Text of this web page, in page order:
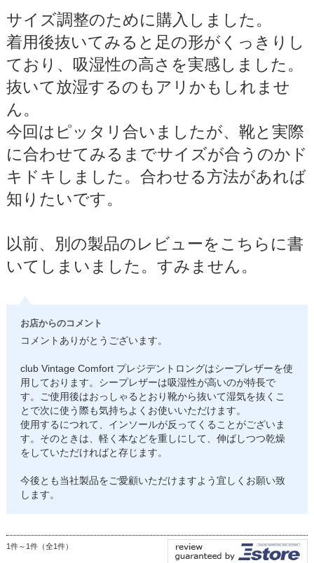
サイズ調整のために購入しました。
着用後抜いてみると足の形がくっきりし
ており、吸湿性の高さを実感しました。
抜いて放湿するのもアリかもしれませ
ん。
今回はピッタリ合いましたが、靴と実際
に合わせてみるまでサイズが合うのかド
キドキしました。合わせる方法があれば
知りたいです。
以前、別の製品のレビューをこちらに書
いてしまいました。すみません。
お店からのコメント
コメントありがとうございます。
club Vintage Comfort プレジデントロングはシープレザーを使
用しております。シープレザーは吸湿性が高いのが特長で
す。ご使用後はおっしゃるとおり靴から抜いて湿気を抜くこ
とで次に使う際も気持ちよくお使いいただけます。
使用するにつれて、インソールが反ってくることがございま
す。そのときは、軽く本などを重しにして、伸ばしつつ乾燥
をしていただければと存じます。
今後とも当社製品をご愛顧いただけますよう宜しくお願い致
します。
1件～1件（全1件）